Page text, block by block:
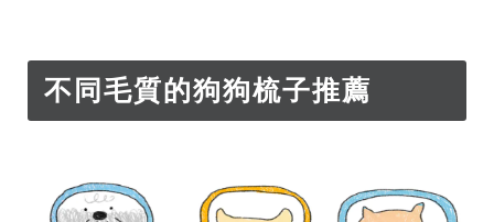
不同毛質的狗狗梳子推薦